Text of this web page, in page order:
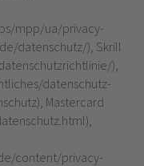
mpp/ua/privacy-
datenschutz/), Skrill
),
datenschutz-
Mastercard
content/privacy-